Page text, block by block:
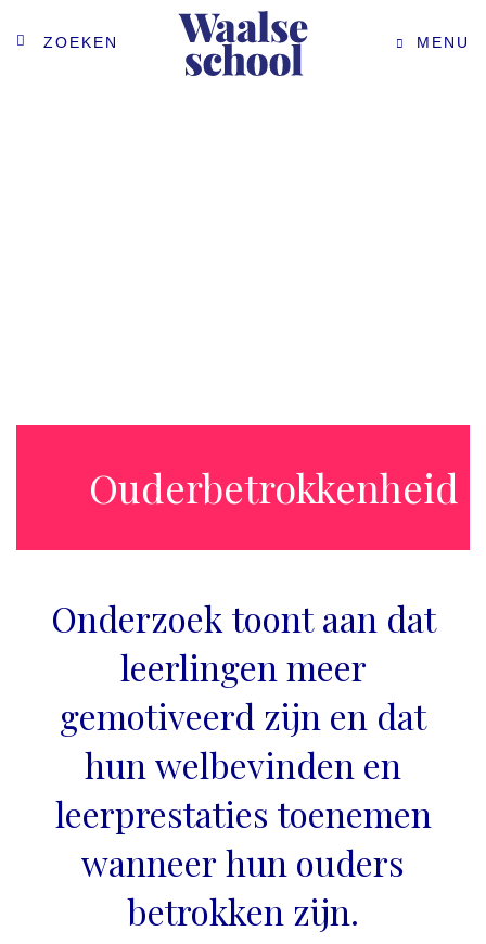
ZOEKEN MENU
Ouderbetrokkenheid
Onderzoek toont aan dat
leerlingen meer
gemotiveerd zijn en dat
hun welbevinden en
leerprestaties toenemen
wanneer hun ouders
betrokken zijn.